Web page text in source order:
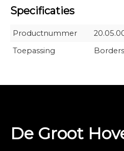
Specificaties
Productnummer
Toepassing
De Groot